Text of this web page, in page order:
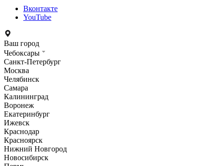
Вконтакте
YouTube
Ваш город
Чебоксары
Санкт-Петербург
Москва
Челябинск
Самара
Калининград
Воронеж
Екатеринбург
Ижевск
Краснодар
Красноярск
Нижний Новгород
Новосибирск